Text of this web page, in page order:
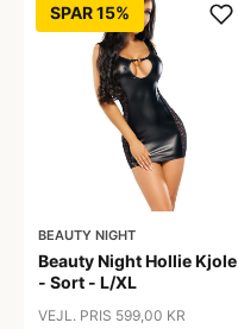
SPAR 15%
BEAUTY NIGHT
Beauty Night Hollie Kjole
- Sort - L/XL
VEJL. PRIS 599,00 KR